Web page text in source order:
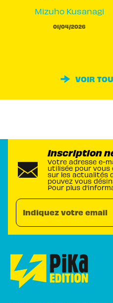
Mizuho Kusanagi
01/04/2026
VOIR
Inscription
Votre adresse e-
utilisée pour
sur les actualités
pouvez vous
Pour plus
Indiquez votre email